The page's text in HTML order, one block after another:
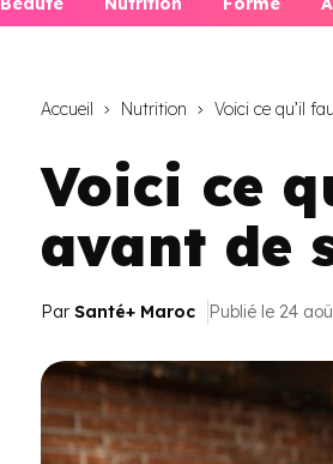
Accueil Nutrition Voici ce qu’il
Voici ce
avant de
Par Santé+ Maroc Publié le 24